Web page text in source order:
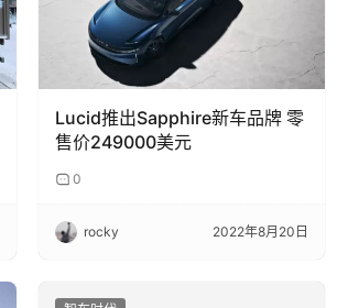
Lucid推出Sapphire新车品牌 零
售价249000美元
0
rocky 2022年8月20日